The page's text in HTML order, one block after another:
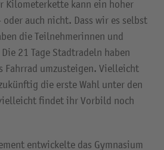
Kilometerkette kann ein hoher
oder auch nicht. Dass wir es selbst
die Teilnehmerinnen und
21 Tage Stadtradeln haben
Fahrrad umzusteigen. Vielleicht
die erste Wahl unter den
findet ihr Vorbild noch
entwickelte das Gymnasium